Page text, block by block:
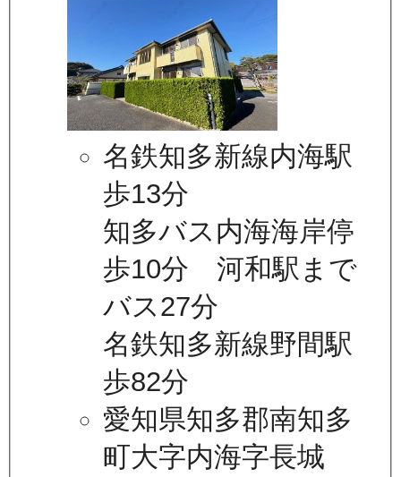
名鉄知多新線内海駅
歩13分
知多バス内海海岸停
歩10分 河和駅まで
バス27分
名鉄知多新線野間駅
歩82分
愛知県知多郡南知多
町大字内海字長城